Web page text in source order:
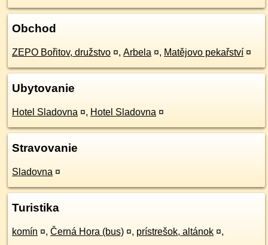
Obchod
ZEPO Bořitov, družstvo ¤, Arbela ¤, Matějovo pekařství ¤
Ubytovanie
Hotel Sladovna ¤, Hotel Sladovna ¤
Stravovanie
Sladovna ¤
Turistika
komín ¤, Černá Hora (bus) ¤, prístrešok, altánok ¤,